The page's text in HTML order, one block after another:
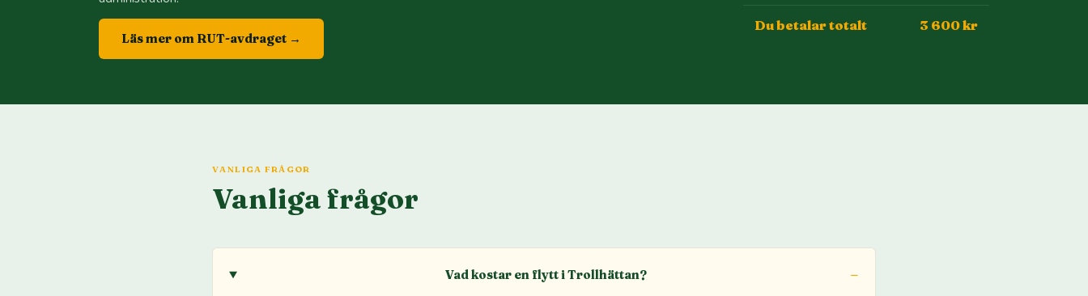
Läs mer om RUT-avdraget →
Du betalar totalt 3 600 kr
VANLIGA FRÅGOR
Vanliga frågor
Vad kostar en flytt i Trollhättan?